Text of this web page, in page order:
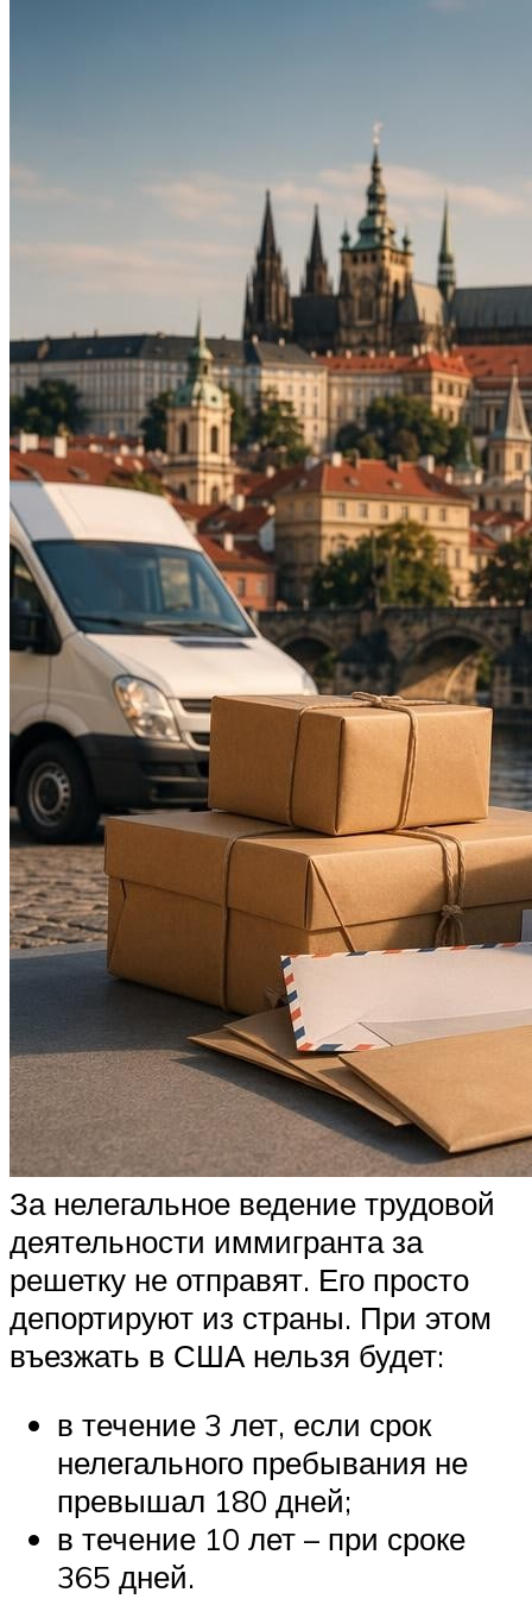
За нелегальное ведение трудовой
деятельности иммигранта за
решетку не отправят. Его просто
депортируют из страны. При этом
въезжать в США нельзя будет:
в течение 3 лет, если срок
нелегального пребывания не
превышал 180 дней;
в течение 10 лет – при сроке
365 дней.